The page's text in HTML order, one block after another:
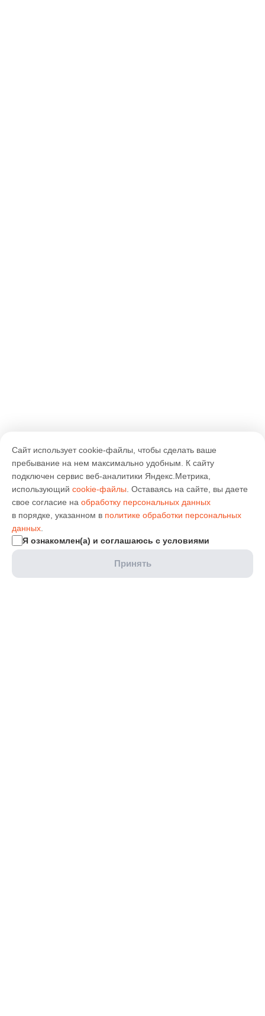
Сайт использует cookie-файлы, чтобы сделать ваше
пребывание на нем максимально удобным. К cайту
подключен сервис веб-аналитики Яндекс.Метрика,
использующий cookie-файлы . Оставаясь на сайте, вы даете
свое согласие на обработку персональных данных
в порядке, указанном в политике обработки персональных
данных
Я ознакомлен(а) и соглашаюсь с условиями
Принять